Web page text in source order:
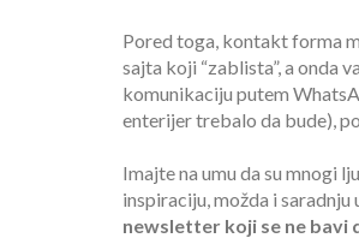
Pored toga, kontakt forma
sajta koji “zablista”, a onda
komunikaciju putem
enterijer trebalo da bude),
Imajte na umu da su mnogi
inspiraciju, možda i
newsletter koji se ne bavi